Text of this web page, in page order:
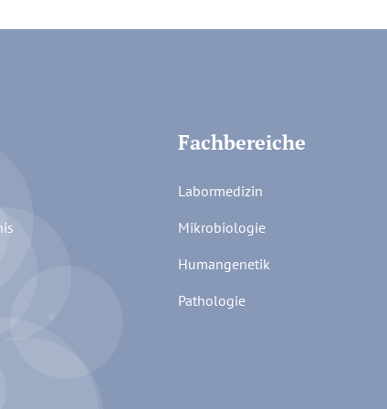
Fachbereiche
Labormedizin
Mikrobiologie
Humangenetik
Pathologie